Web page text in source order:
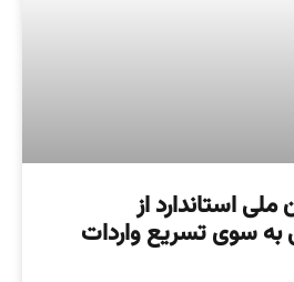
استاندارد از
سوی تسریع واردات